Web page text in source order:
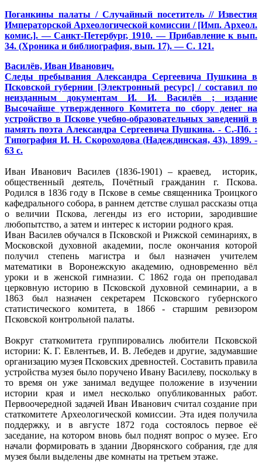
Поганкины палаты / Случайный посетитель // Известия
Императорской Археологической комиссии / [Имп. Археол.
комис.]. — Санкт-Петербург, 1910. — Прибавление к вып.
34. (Хроника и библиография, вып. 17). — С. 121.
Василёв, Иван Иванович.
Следы пребывания Александра Сергеевича Пушкина в
Псковской губернии [Электронный ресурс] / составил по
неизданным документам И. И. Василёв ; издание
Высочайше утвержденного Комитета по сбору денег на
устройство в Пскове учебно-образовательных заведений в
память поэта Александра Сергеевича Пушкина. - С.-Пб. :
Типография И. Н. Скороходова (Надеждинская, 43), 1899. -
63 с.
Иван Иванович Василев (1836-1901) – краевед, историк,
общественный деятель, Почётный гражданин г. Пскова.
Родился в 1836 году в Пскове в семье священника Троицкого
кафедрального собора, в раннем детстве слушал рассказы отца
о величии Пскова, легенды из его истории, зародившие
любопытство, а затем и интерес к истории родного края.
Иван Василев обучался в Псковской и Рижской семинариях, в
Московской духовной академии, после окончания которой
получил степень магистра и был назначен учителем
математики в Воронежскую академию, одновременно вёл
уроки и в женской гимназии. С 1862 года он преподавал
церковную историю в Псковской духовной семинарии, а в
1863 был назначен секретарем Псковского губернского
статистического комитета, в 1866 - старшим ревизором
Псковской контрольной палаты.
Вокруг статкомитета группировались любители Псковской
истории: К. Г. Евлентьев, И. В. Лебедев и другие, задумавшие
организацию музея Псковских древностей. Составить правила
устройства музея было поручено Ивану Василеву, поскольку в
то время он уже занимал ведущее положение в изучении
истории края и имел несколько опубликованных работ.
Первоочередной задачей Иван Иванович считал создание при
статкомитете Археологической комиссии. Эта идея получила
поддержку, и в августе 1872 года состоялось первое её
заседание, на котором вновь был поднят вопрос о музее. Его
начали формировать в здании Дворянского собрания, где для
музея были выделены две комнаты на третьем этаже.